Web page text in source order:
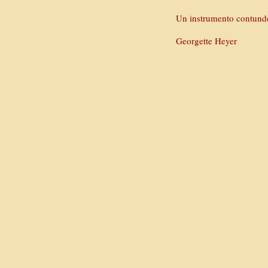
Un instrumento
Georgette Heyer